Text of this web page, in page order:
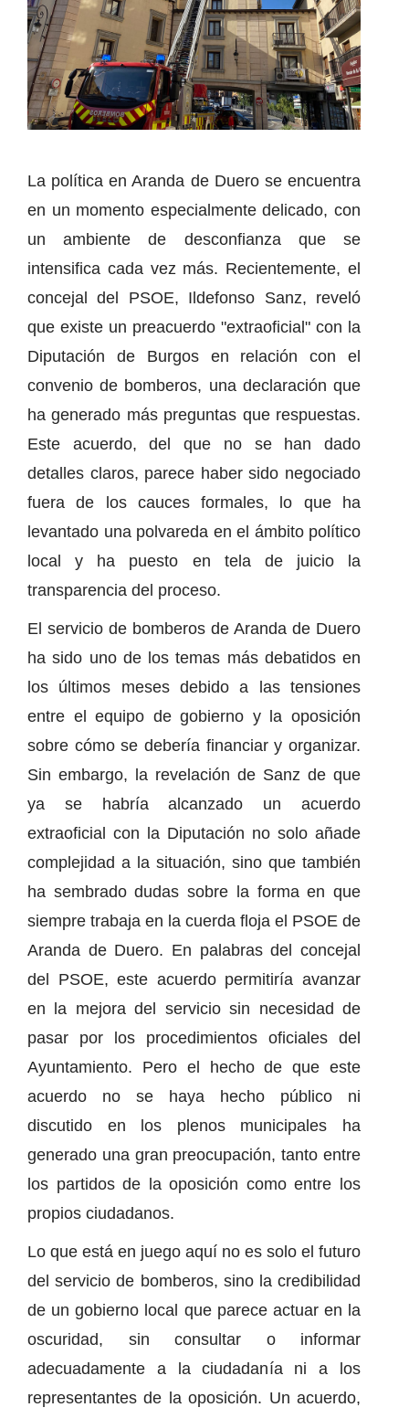
La política en Aranda de Duero se encuentra
en un momento especialmente delicado, con
un ambiente de desconfianza que se
intensifica cada vez más. Recientemente, el
concejal del PSOE, Ildefonso Sanz, reveló
que existe un preacuerdo "extraoficial" con la
Diputación de Burgos en relación con el
convenio de bomberos, una declaración que
ha generado más preguntas que respuestas.
Este acuerdo, del que no se han dado
detalles claros, parece haber sido negociado
fuera de los cauces formales, lo que ha
levantado una polvareda en el ámbito político
local y ha puesto en tela de juicio la
transparencia del proceso.
El servicio de bomberos de Aranda de Duero
ha sido uno de los temas más debatidos en
los últimos meses debido a las tensiones
entre el equipo de gobierno y la oposición
sobre cómo se debería financiar y organizar.
Sin embargo, la revelación de Sanz de que
ya se habría alcanzado un acuerdo
extraoficial con la Diputación no solo añade
complejidad a la situación, sino que también
ha sembrado dudas sobre la forma en que
siempre trabaja en la cuerda floja el PSOE de
Aranda de Duero. En palabras del concejal
del PSOE, este acuerdo permitiría avanzar
en la mejora del servicio sin necesidad de
pasar por los procedimientos oficiales del
Ayuntamiento. Pero el hecho de que este
acuerdo no se haya hecho público ni
discutido en los plenos municipales ha
generado una gran preocupación, tanto entre
los partidos de la oposición como entre los
propios ciudadanos.
Lo que está en juego aquí no es solo el futuro
del servicio de bomberos, sino la credibilidad
de un gobierno local que parece actuar en la
oscuridad, sin consultar o informar
adecuadamente a la ciudadanía ni a los
representantes de la oposición. Un acuerdo,